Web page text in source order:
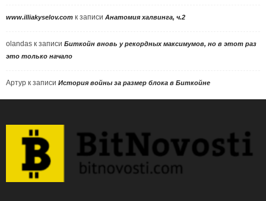
www.illiakyselov.com к записи Анатомия халвинга, ч.2
olandas к записи Биткойн вновь у рекордных максимумов, но в этот раз
это только начало
Артур к записи История войны за размер блока в Биткойне